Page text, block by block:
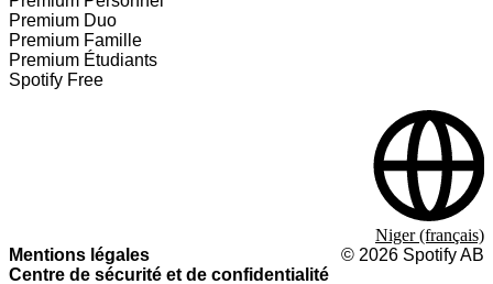
Premium Duo
Premium Famille
Premium Étudiants
Spotify Free
Mentions légales
Centre de sécurité et de confidentialité
© 2026 Spotify AB
Niger (français)